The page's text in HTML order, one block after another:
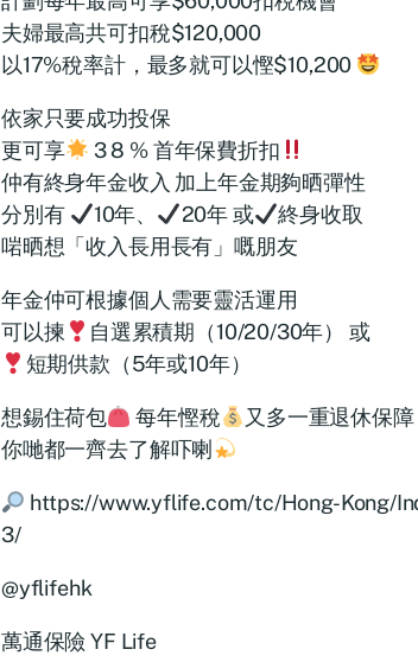
夫婦最高共可扣稅$120,000
以17%稅率計，最多就可以慳$10,200
依家只要成功投保
更可享
3 8 % 首年保費折扣
仲有終身年金收入 加上年金期夠晒彈性
分別有
10年、 20年 或
終身收取
啱晒想「收入長用長有」嘅朋友
年金仲可根據個人需要靈活運用
可以揀
自選累積期（10/20/30年） 或
短期供款（5年或10年）
想錫住荷包 每年慳稅
又多一重退休保障
你哋都一齊去了解吓喇
https://www.yflife.com/tc/Hong-Kong/
3/
@yflifehk
萬通保險 YF Life